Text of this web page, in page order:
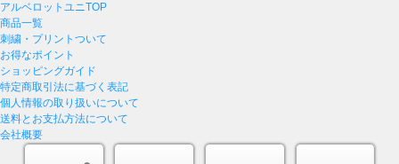
アルベロットユニTOP
商品一覧
刺繍・プリントついて
お得なポイント
ショッピングガイド
特定商取引法に基づく表記
個人情報の取り扱いについて
送料とお支払方法について
会社概要